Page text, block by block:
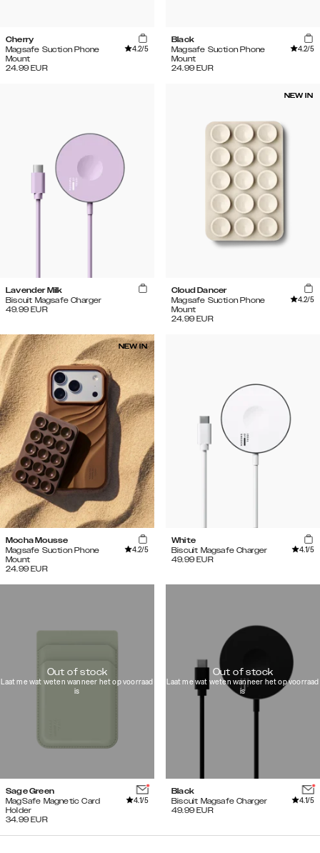
Cherry
Magsafe Suction Phone
Mount
4.2/5
24.99 EUR
Black
Magsafe Suction Phone
Mount
4.2/5
24.99 EUR
Lavender Milk
Biscuit Magsafe Charger
49.99 EUR
NEW IN
Cloud Dancer
Magsafe Suction Phone
Mount
4.2/5
24.99 EUR
NEW IN
Mocha Mousse
Magsafe Suction Phone
Mount
4.2/5
24.99 EUR
White
Biscuit Magsafe Charger
4.1/5
49.99 EUR
Out of stock
Laat me wat weten wanneer het op voorraad
is
Sage Green
MagSafe Magnetic Card
Holder
4.1/5
34.99 EUR
Out of stock
Laat me wat weten wanneer het op voorraad
is
Black
Biscuit Magsafe Charger
4.1/5
49.99 EUR